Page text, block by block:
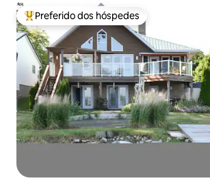
Entre os melhores preferidos dos hóspedes
Preferido dos hóspedes